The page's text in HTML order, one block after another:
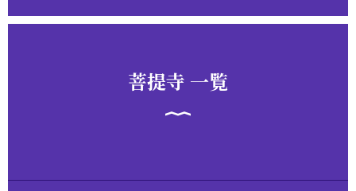
菩提寺 一覧